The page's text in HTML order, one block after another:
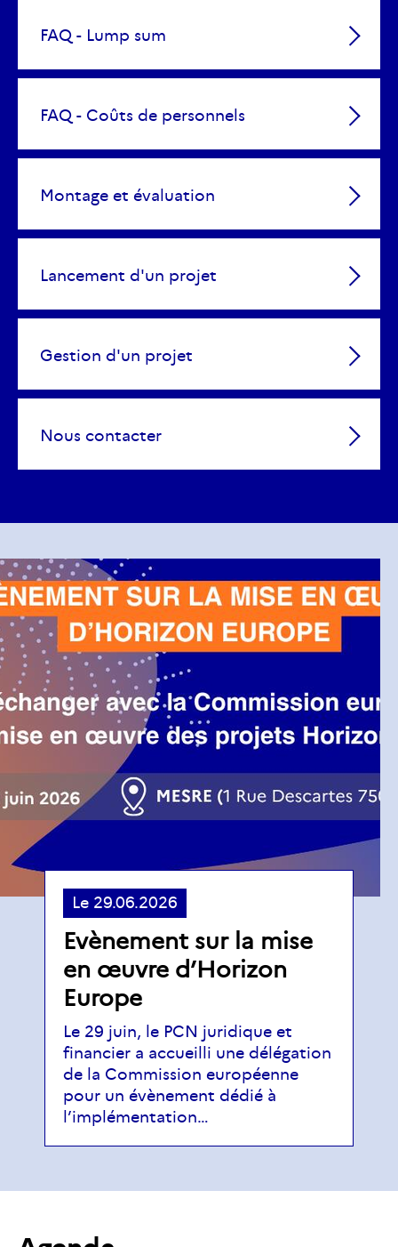
FAQ - Lump sum
FAQ - Coûts de personnels
Montage et évaluation
Lancement d'un projet
Gestion d'un projet
Nous contacter
Le 29.06.2026
Evènement sur la mise
en œuvre d’Horizon
Europe
Le 29 juin, le PCN juridique et
financier a accueilli une délégation
de la Commission européenne
pour un évènement dédié à
l’implémentation…